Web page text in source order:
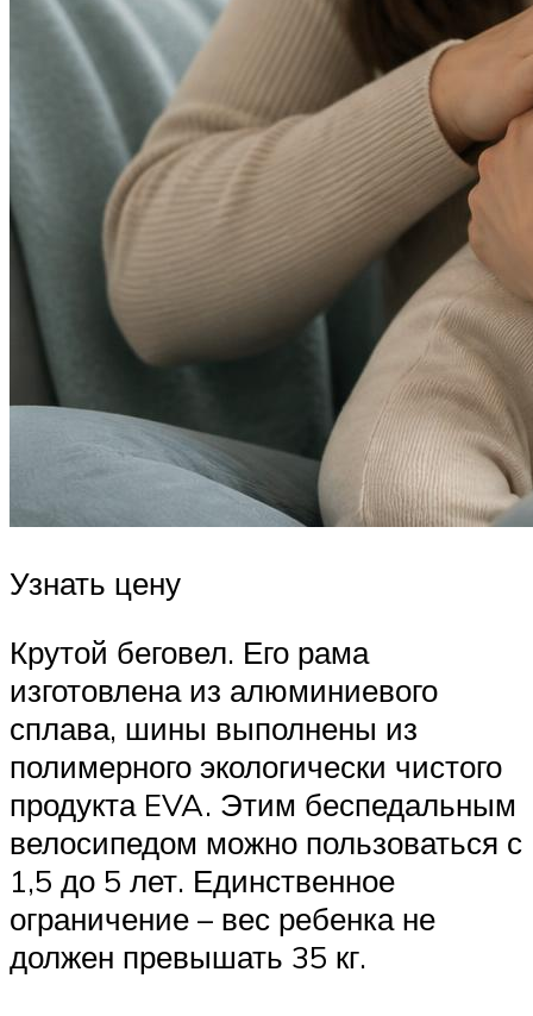
Узнать цену
Крутой беговел. Его рама
изготовлена из алюминиевого
сплава, шины выполнены из
полимерного экологически чистого
продукта EVA. Этим беспедальным
велосипедом можно пользоваться с
1,5 до 5 лет. Единственное
ограничение – вес ребенка не
должен превышать 35 кг.